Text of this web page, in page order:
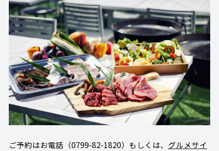
ご予約はお電話（0799-82-1820）もしくは、 グルメサイ